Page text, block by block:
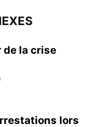
la crise
lors